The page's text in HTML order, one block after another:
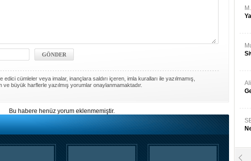
edici cümleler veya imalar, inançlara saldırı içeren, imla kuralları ile yazılmamış,
büyük harflerle yazılmış yorumlar onaylanmamaktadır.
Bu habere henüz yorum eklenmemiştir.